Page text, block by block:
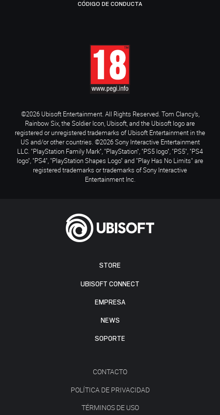
STORE
UBISOFT CONNECT
EMPRESA
NEWS
SOPORTE
CONTACTO
POLÍTICA DE PRIVACIDAD
TÉRMINOS DE USO
CÓDIGO DE CONDUCTA
©2026 Ubisoft Entertainment. All Rights Reserved. Tom Clancy’s,
Rainbow Six, the Soldier Icon, Ubisoft, and the Ubisoft logo are
registered or unregistered trademarks of Ubisoft Entertainment in the
US and/or other countries. ©2026 Sony Interactive Entertainment
LLC. "PlayStation Family Mark", "PlayStation", "PS5 logo", "PS5", "PS4
logo", "PS4", "PlayStation Shapes Logo" and "Play Has No Limits" are
registered trademarks or trademarks of Sony Interactive
Entertainment Inc.